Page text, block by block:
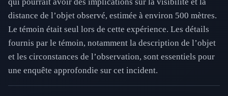
distance de l’objet observé, estimée à environ 500 mètres.
Le témoin était seul lors de cette expérience. Les détails
fournis par le témoin, notamment la description de l’objet
et les circonstances de l’observation, sont essentiels pour
une enquête approfondie sur cet incident.